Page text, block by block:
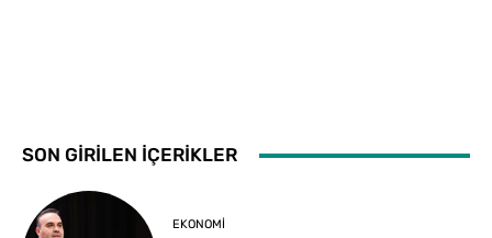
SON GİRİLEN İÇERİKLER
EKONOMI